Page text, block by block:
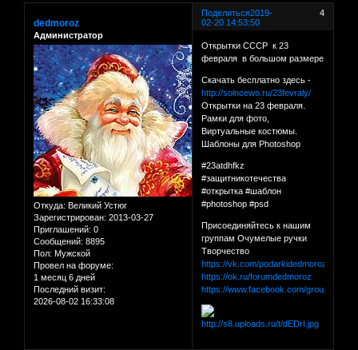
Поделиться 4
2019-
02-20 14:53:50
dedmoroz
Администратор
Откуда: Великий Устюг
Зарегистрирован: 2013-03-27
Приглашений: 0
Сообщений: 8895
Пол: Мужской
Провел на форуме:
1 месяц 6 дней
Последний визит:
2026-08-02 16:33:08
Открытки СССР к 23
февраля в большом размере
Скачать бесплатно здесь -
http://solncewo.ru/23fevraly/
Открытки на 23 февраля.
Рамки для фото,
Виртуальные костюмы.
Шаблоны для Photoshop
#23atdhfkz
#защитникотечества
#открытка #шаблон
#photoshop #psd
Присоединяйтесь к нашим
группам Очумелые ручки
Творчество
https://vk.com/podarkidedmoroza
https://ok.ru/forumdedmoroz
https://www.facebook.com/groups/